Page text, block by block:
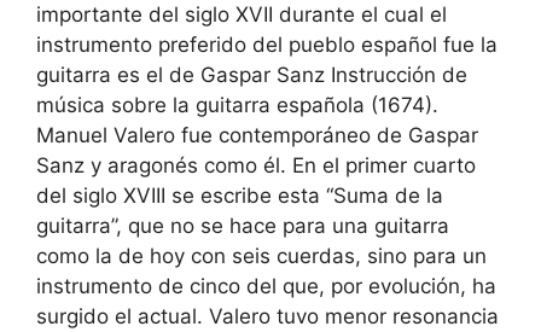
importante del siglo XVII durante el cual el
instrumento preferido del pueblo español fue la
guitarra es el de Gaspar Sanz Instrucción de
música sobre la guitarra española (1674).
Manuel Valero fue contemporáneo de Gaspar
Sanz y aragonés como él. En el primer cuarto
del siglo XVIII se escribe esta “Suma de la
guitarra”, que no se hace para una guitarra
como la de hoy con seis cuerdas, sino para un
instrumento de cinco del que, por evolución, ha
surgido el actual. Valero tuvo menor resonancia